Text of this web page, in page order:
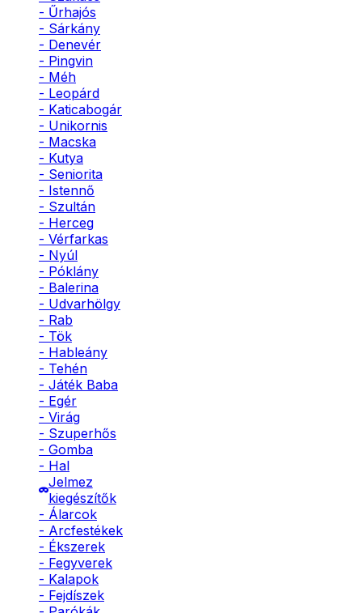
- Űrhajós
- Sárkány
- Denevér
- Pingvin
- Méh
- Leopárd
- Katicabogár
- Unikornis
- Macska
- Kutya
- Seniorita
- Istennő
- Szultán
- Herceg
- Vérfarkas
- Nyúl
- Póklány
- Balerina
- Udvarhölgy
- Rab
- Tök
- Hableány
- Tehén
- Játék Baba
- Egér
- Virág
- Szuperhős
- Gomba
- Hal
Jelmez
kiegészítők
- Álarcok
- Arcfestékek
- Ékszerek
- Fegyverek
- Kalapok
- Fejdíszek